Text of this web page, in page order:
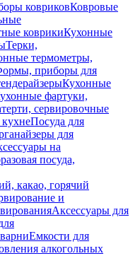
ковриковКовровые
коврикиКухонные
Терки,
термометры,
приборы для
Кухонные
фартуки,
сервировочные
Посуда для
для
на
посуда,
какао, горячий
и
Аксессуары для
Емкости для
алкогольных